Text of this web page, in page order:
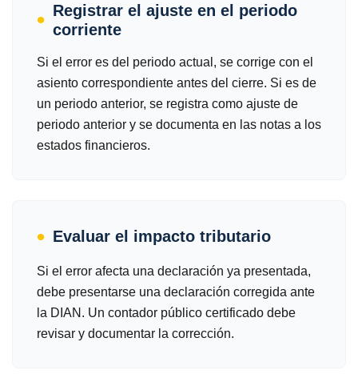
Registrar el ajuste en el periodo
corriente
Si el error es del periodo actual, se corrige con el
asiento correspondiente antes del cierre. Si es de
un periodo anterior, se registra como ajuste de
periodo anterior y se documenta en las notas a los
estados financieros.
Evaluar el impacto tributario
Si el error afecta una declaración ya presentada,
debe presentarse una declaración corregida ante
la DIAN. Un contador público certificado debe
revisar y documentar la corrección.